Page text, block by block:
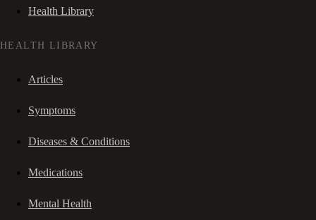
Health Library
HEALTH LIBRARY
Articles
Symptoms
Diseases & Conditions
Medications
Mental Health